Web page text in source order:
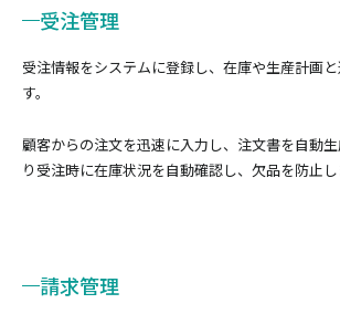
受注管理
受注情報をシステムに登録し、在庫や生産計画
す。
顧客からの注文を迅速に入力し、注文書を自動
り受注時に在庫状況を自動確認し、欠品を防止し
請求管理